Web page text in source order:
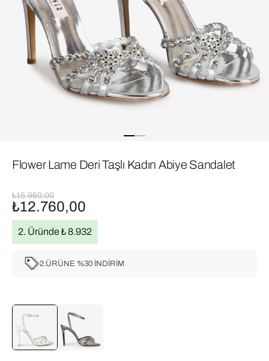
Flower Lame Deri Taşlı Kadın Abiye Sandalet
₺15.950,00
₺12.760,00
2.ÜRÜNE %30 İNDİRİM
2. Üründe ₺ 8.932